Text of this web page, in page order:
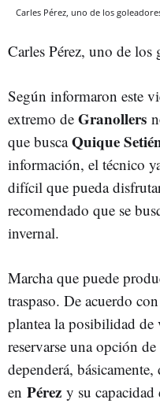
Carles Pérez, uno de los
Carles Pérez, uno de
Según informaron este
extremo de Granollers
que buscaQuique
información, el técnico
difícil que pueda
recomendado que se
invernal.
Marcha que puede
traspaso. De acuerdo
plantea la posibilidad de
reservarse una opción
dependerá,
en Pérez y su capacidad